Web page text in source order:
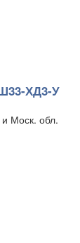
ХД3-У
Моск. обл.